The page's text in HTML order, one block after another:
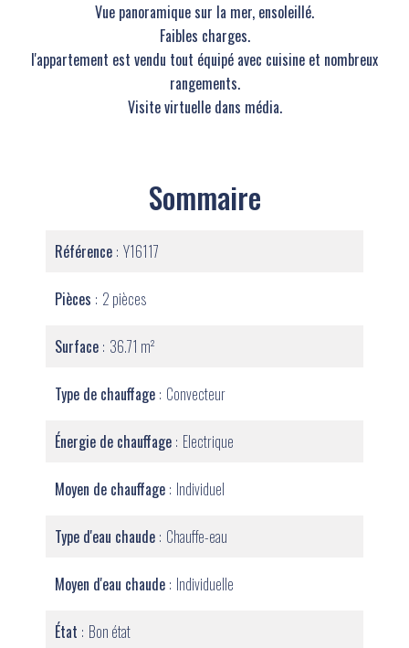
Vue panoramique sur la mer, ensoleillé.
Faibles charges.
l'appartement est vendu tout équipé avec cuisine et nombreux
rangements.
Visite virtuelle dans média.
Sommaire
Référence Y16117
Pièces 2 pièces
Surface 36.71 m²
Type de chauffage Convecteur
Énergie de chauffage Electrique
Moyen de chauffage Individuel
Type d'eau chaude Chauffe-eau
Moyen d'eau chaude Individuelle
État Bon état